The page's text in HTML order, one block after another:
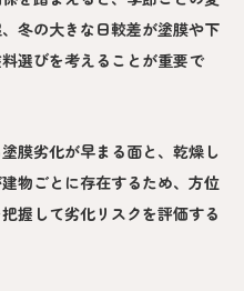
冬の大きな日較差が塗膜や下
選びを考えることが重要で
膜劣化が早まる面と、乾燥し
物ごとに存在するため、方位
握して劣化リスクを評価する